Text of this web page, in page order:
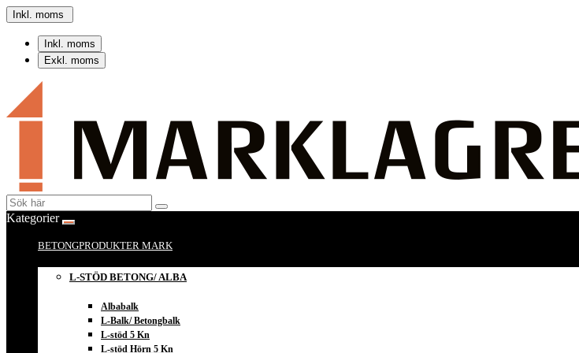
Inkl. moms
Inkl. moms
Exkl. moms
Kategorier
BETONGPRODUKTER MARK
L-STÖD BETONG/ ALBA
Albabalk
L-Balk/ Betongbalk
L-stöd 5 Kn
L-stöd Hörn 5 Kn